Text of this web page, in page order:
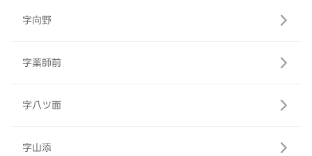
字向野
字薬師前
字八ツ面
字山添